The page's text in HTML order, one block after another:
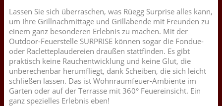
Lassen Sie sich überraschen, was Rüegg Surprise alles kann,
um Ihre Grillnachmittage und Grillabende mit Freunden zu
einem ganz besonderen Erlebnis zu machen. Mit der
Outdoor-Feuerstelle SURPRISE können sogar die Fondue-
oder Racletteplaudereien draußen stattfinden. Es gibt
praktisch keine Rauchentwicklung und keine Glut, die
unberechenbar herumfliegt, dank Scheiben, die sich leicht
schließen lassen. Das ist Wohnraumfeuer-Ambiente im
Garten oder auf der Terrasse mit 360° Feuereinsicht. Ein
ganz spezielles Erlebnis eben!